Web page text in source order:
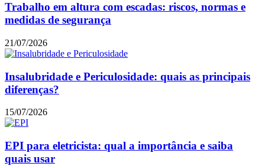
Trabalho em altura com escadas: riscos, normas e
medidas de segurança
21/07/2026
Insalubridade e Periculosidade: quais as principais
diferenças?
15/07/2026
EPI para eletricista: qual a importância e saiba
quais usar